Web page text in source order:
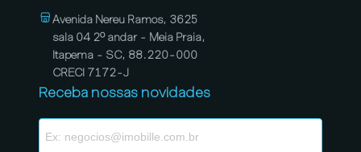
Avenida Nereu Ramos, 3625
sala 04 2º andar - Meia Praia,
Itapema - SC, 88.220-000
CRECI 7172-J
Receba nossas novidades